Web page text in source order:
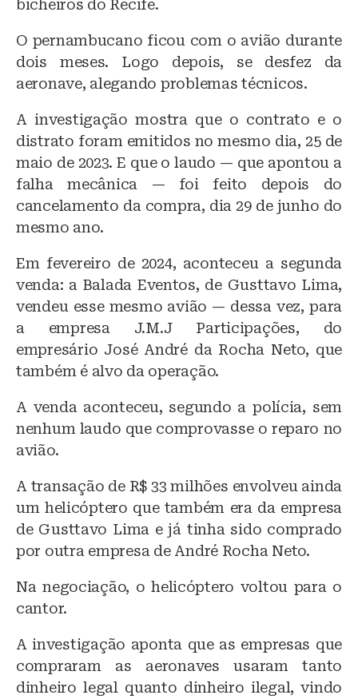
bicheiros do Recife.
O pernambucano ficou com o avião durante
dois meses. Logo depois, se desfez da
aeronave, alegando problemas técnicos.
A investigação mostra que o contrato e o
distrato foram emitidos no mesmo dia, 25 de
maio de 2023. E que o laudo — que apontou a
falha mecânica — foi feito depois do
cancelamento da compra, dia 29 de junho do
mesmo ano.
Em fevereiro de 2024, aconteceu a segunda
venda: a Balada Eventos, de Gusttavo Lima,
vendeu esse mesmo avião — dessa vez, para
a empresa J.M.J Participações, do
empresário José André da Rocha Neto, que
também é alvo da operação.
A venda aconteceu, segundo a polícia, sem
nenhum laudo que comprovasse o reparo no
avião.
A transação de R$ 33 milhões envolveu ainda
um helicóptero que também era da empresa
de Gusttavo Lima e já tinha sido comprado
por outra empresa de André Rocha Neto.
Na negociação, o helicóptero voltou para o
cantor.
A investigação aponta que as empresas que
compraram as aeronaves usaram tanto
dinheiro legal quanto dinheiro ilegal, vindo